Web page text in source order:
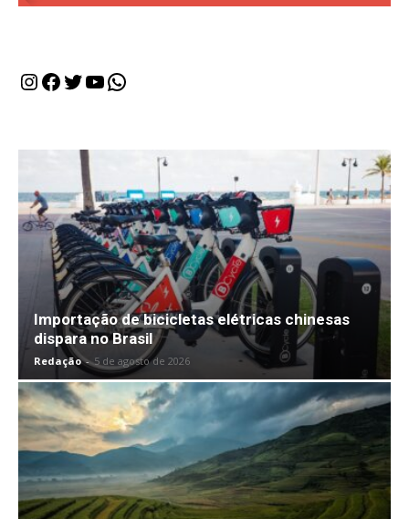
Instagram
Facebook
Twitter
Youtube
WhatsApp
Importação de bicicletas elétricas chinesas
dispara no Brasil
Redação - 5 de agosto de 2026